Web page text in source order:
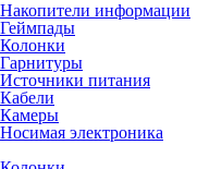
Накопители информации
Геймпады
Колонки
Гарнитуры
Источники питания
Кабели
Камеры
Носимая электроника